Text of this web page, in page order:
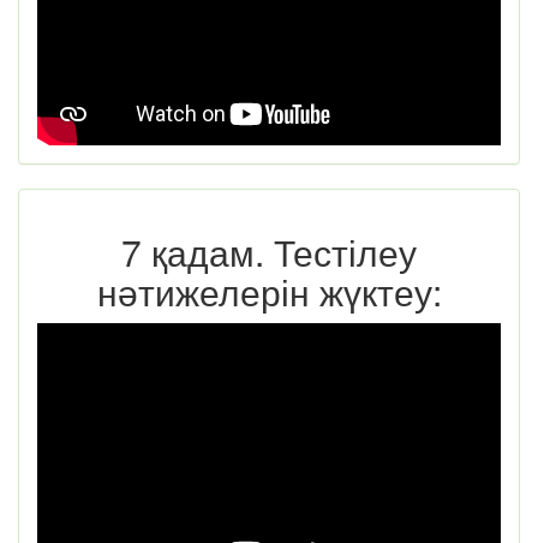
7 қадам. Тестілеу
нәтижелерін жүктеу: